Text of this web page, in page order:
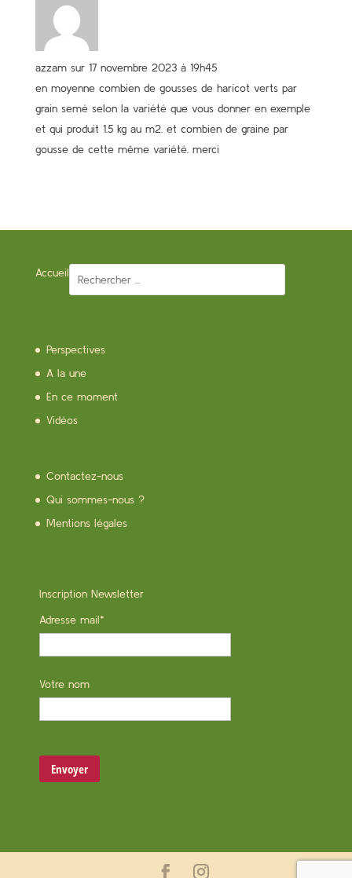
azzam sur 17 novembre 2023 à 19h45
en moyenne combien de gousses de haricot verts par
grain semé selon la variété que vous donner en exemple
et qui produit 1.5 kg au m2. et combien de graine par
gousse de cette même variété. merci
Accueil
Perspectives
A la une
En ce moment
Vidéos
Contactez-nous
Qui sommes-nous ?
Mentions légales
Inscription Newsletter
Adresse mail*
Votre nom